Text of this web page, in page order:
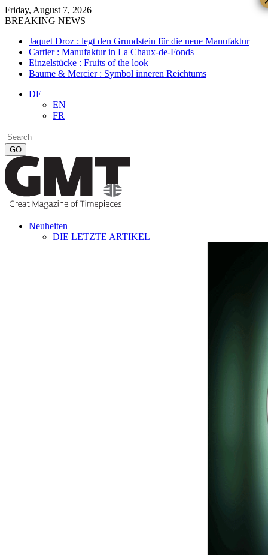
Friday, August 7, 2026
BREAKING NEWS
Jaquet Droz : legt den Grundstein für die neue Manufaktur
Cartier : Manufaktur in La Chaux-de-Fonds
Einzelstücke : Fruits of the look
Baume & Mercier : Symbol inneren Reichtums
DE
EN
FR
Neuheiten
DIE LETZTE ARTIKEL